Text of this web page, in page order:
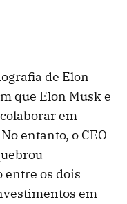
de Elon
que Elon Musk e
em
entanto, o CEO
entre os dois
em